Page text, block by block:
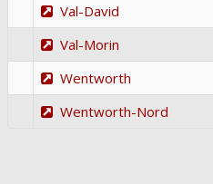
Val-David
Val-Morin
Wentworth
Wentworth-Nord